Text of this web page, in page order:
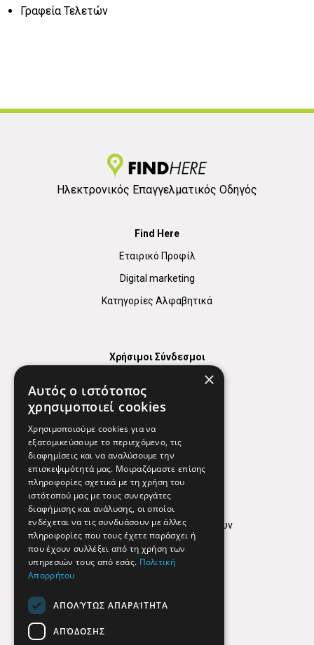
Γραφεία Τελετών
Ηλεκτρονικός Επαγγελματικός Οδηγός
Find Here
Εταιρικό Προφίλ
Digital marketing
Κατηγορίες Αλφαβητικά
Χρήσιμοι Σύνδεσμοι
Χρήσιμα Τηλέφωνα
Εφημερεύοντα Φαρμακεία
Απόρρητο
Όροι Χρήσης
Πολιτική προστασίας δεδομένων
Findhere
Social Media
×
Αυτός ο ιστότοπος
χρησιμοποιεί cookies
Χρησιμοποιούμε cookies για να
εξατομικεύσουμε το περιεχόμενο, τις
διαφημίσεις και να αναλύσουμε την
επισκεψιμότητά μας. Μοιραζόμαστε επίσης
πληροφορίες σχετικά με τη χρήση του
ιστότοπού μας με τους συνεργάτες
διαφήμισης και ανάλυσης, οι οποίοι
ενδέχεται να τις συνδυάσουν με άλλες
πληροφορίες που τους έχετε παράσχει ή
που έχουν συλλέξει από τη χρήση των
υπηρεσιών τους από εσάς. Πολιτική
Απορρήτου
ΑΠΟΛΎΤΩΣ ΑΠΑΡΑΊΤΗΤΑ
ΑΠΌΔΟΣΗΣ